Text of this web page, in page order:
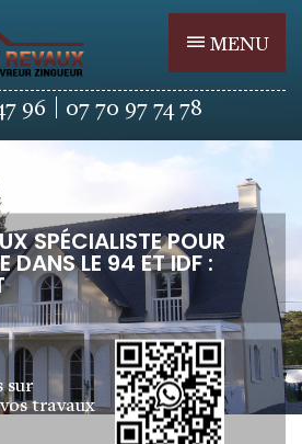
MENU
96 07 70 97 74 78
SPÉCIALISTE POUR
DANS LE 94 ET IDF :
sur
travaux